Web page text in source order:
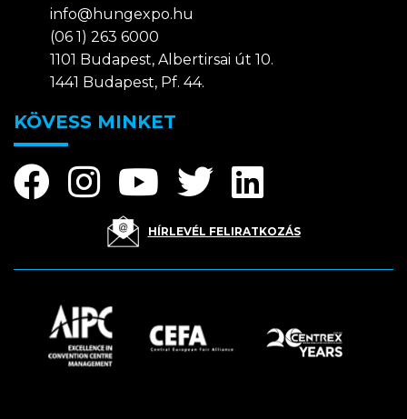
info@hungexpo.hu
(06 1) 263 6000
1101 Budapest, Albertirsai út 10.
1441 Budapest, Pf. 44.
KÖVESS MINKET
HÍRLEVÉL FELIRATKOZÁS